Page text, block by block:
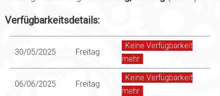
Verfügbarkeitsdetails:
30/05/2025 Freitag
Keine Verfügbarkeit
mehr
06/06/2025 Freitag
Keine Verfügbarkeit
mehr